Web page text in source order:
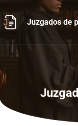
al
contenido
Juzgados de